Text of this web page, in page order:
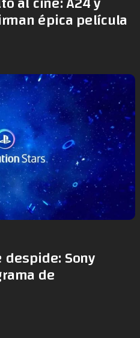
épica película
Sony
de